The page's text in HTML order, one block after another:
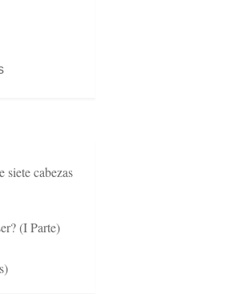
siete cabezas
(I Parte)